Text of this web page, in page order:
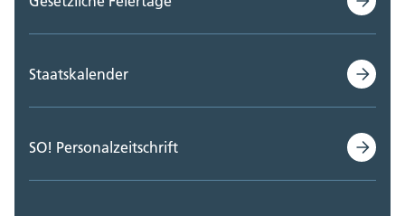
Staatskalender
SO! Personalzeitschrift